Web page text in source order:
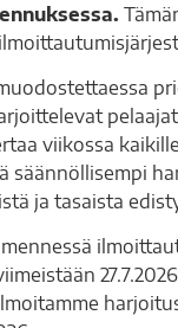
viikossa
säännöllisempi
ja tasaista
mennessä